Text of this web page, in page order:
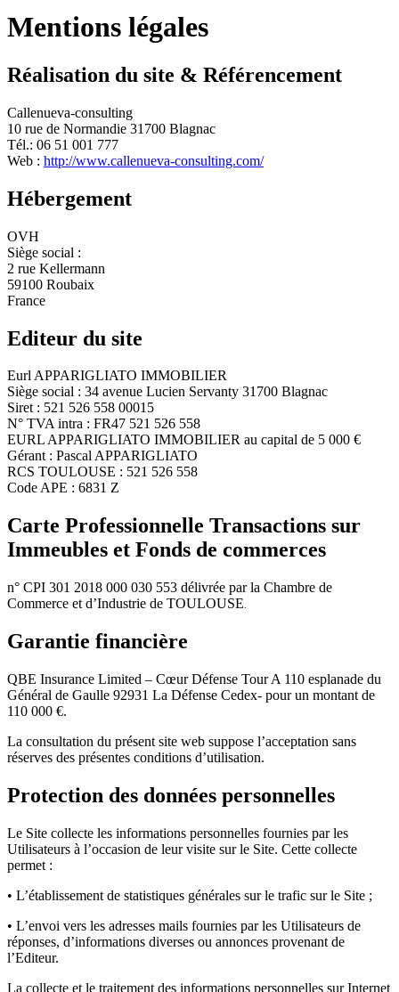
Mentions légales
Réalisation du site & Référencement
Callenueva-consulting
10 rue de Normandie 31700 Blagnac
Tél.: 06 51 001 777
Web : http://www.callenueva-consulting.com/
Hébergement
OVH
Siège social :
2 rue Kellermann
59100 Roubaix
France
Editeur du site
Eurl APPARIGLIATO IMMOBILIER
Siège social : 34 avenue Lucien Servanty 31700 Blagnac
Siret : 521 526 558 00015
N° TVA intra : FR47 521 526 558
EURL APPARIGLIATO IMMOBILIER au capital de 5 000 €
Gérant : Pascal APPARIGLIATO
RCS TOULOUSE : 521 526 558
Code APE : 6831 Z
Carte Professionnelle Transactions sur
Immeubles et Fonds de commerces
n° CPI 301 2018 000 030 553 délivrée par la Chambre de
Commerce et d’Industrie de TOULOUSE.
Garantie financière
QBE Insurance Limited – Cœur Défense Tour A 110 esplanade du
Général de Gaulle 92931 La Défense Cedex- pour un montant de
110 000 €.
La consultation du présent site web suppose l’acceptation sans
réserves des présentes conditions d’utilisation.
Protection des données personnelles
Le Site collecte les informations personnelles fournies par les
Utilisateurs à l’occasion de leur visite sur le Site. Cette collecte
permet :
• L’établissement de statistiques générales sur le trafic sur le Site ;
• L’envoi vers les adresses mails fournies par les Utilisateurs de
réponses, d’informations diverses ou annonces provenant de
l’Editeur.
La collecte et le traitement des informations personnelles sur Internet